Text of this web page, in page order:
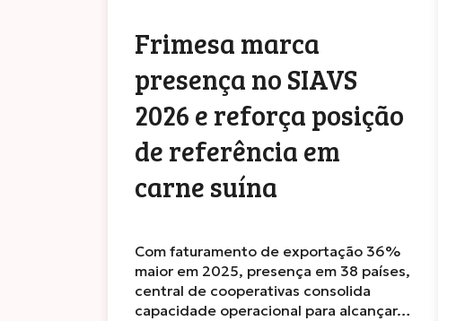
Frimesa marca
presença no SIAVS
2026 e reforça posição
de referência em
carne suína
Com faturamento de exportação 36%
maior em 2025, presença em 38 países,
central de cooperativas consolida
capacidade operacional para alcançar…